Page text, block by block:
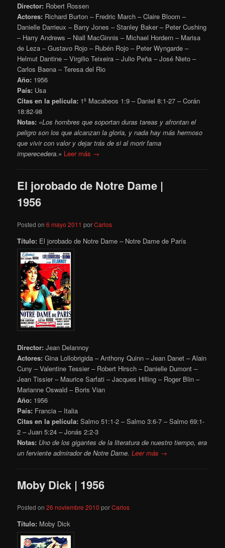
Director: Robert Rossen
Actores: Richard Burton – Fredric March – Claire Bloom –
Danielle Darrieux – Barry Jones – Stanley Baker – Peter Cushing
– Harry Andrews – Niall MacGinnis – Michael Hordern – Marisa
de Leza – Gustavo Rojo – Rubén Rojo – Peter Wyngarde –
Helmut Dantine – Virgilio Teixeira – Julio Peña – José Nieto –
Carlos Baena – Teresa del Rio
Año: 1956
País: Usa
Citas en la película: 1º Macabeos 1:9 – Daniel 8:1-27 – Corán
18:82-98
Notas: «Los hombres que soportan duras tareas y afrontan el
peligro son los que alcanzan la gloria, y nada hay más hermoso
que vivir con valor y dejar trás de si al morir fama
imperecedera.» Leer más →
El jorobado de Notre Dame |
1956
Posted on6 mayo 2011 porCarlos
Título: El jorobado de Notre Dame – Notre Dame de París
Director: Jean Delannoy
Actores: Gina Lollobrigida – Anthony Quinn – Jean Danet – Alain
Cuny – Valentine Tessier – Robert Hirsch – Danielle Dumont –
Jean Tissier – Maurice Sarfati – Jacques Hilling – Roger Blin –
Marianne Oswald – Boris Vian
Año: 1956
País: Francia – Italia
Citas en la película: Salmo 51:1-2 – Salmo 3:6-7 – Salmo 69:1-
2 – Juan 5:24 – Jonás 2:2-3
Notas: Uno de los gigantes de la literatura de nuestro tiempo, era
un ferviente admirador de Notre Dame.Leer más →
Moby Dick | 1956
Posted on26 noviembre 2010 porCarlos
Título: Moby Dick